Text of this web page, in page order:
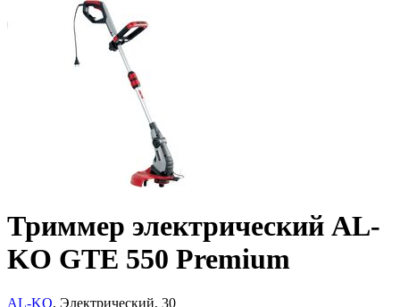
Триммер электрический AL-
KO GTE 550 Premium
AL-KO, Электрический, 30